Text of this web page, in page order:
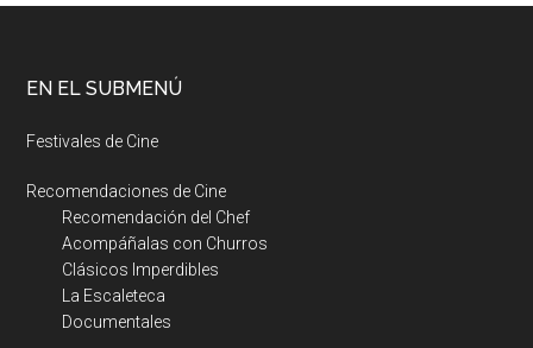
EN EL SUBMENÚ
Festivales de Cine
Recomendaciones de Cine
Recomendación del Chef
Acompáñalas con Churros
Clásicos Imperdibles
La Escaleteca
Documentales